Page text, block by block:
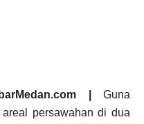
|
Guna
persawahan di dua